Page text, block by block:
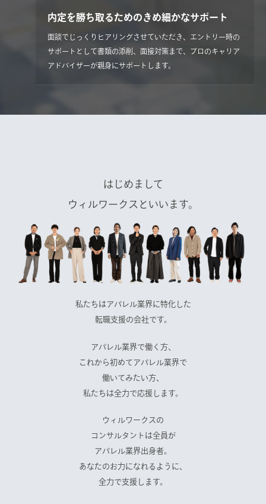
内定を勝ち取るためのきめ細かなサポート
面談でじっくりヒアリングさせていただき、エントリー時の
サポートとして書類の添削、面接対策まで、プロのキャリア
アドバイザーが親身にサポートします。
はじめまして
ウィルワークスといいます。
私たちはアパレル業界に特化した
転職支援の会社です。
アパレル業界で働く方、
これから初めてアパレル業界で
働いてみたい方、
私たちは全力で応援します。
ウィルワークスの
コンサルタントは全員が
アパレル業界出身者。
あなたのお力になれるように、
全力で支援します。